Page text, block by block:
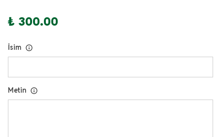
₺ 300.00
İsim
Metin